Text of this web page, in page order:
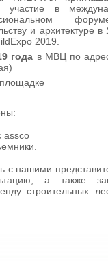
участие в
и архитектуре в
2019.
года в МВЦ по
assco
с нашими
а также
строительных